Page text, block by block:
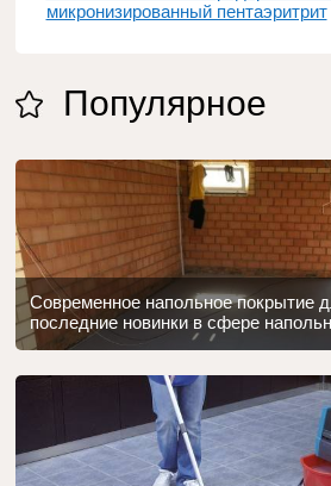
микронизированный пентаэритрит
Популярное
Современное напольное покрытие
последние новинки в сфере